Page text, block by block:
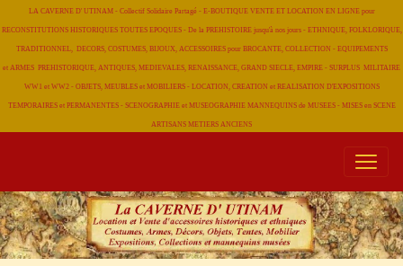
LA CAVERNE D' UTINAM - Collectif Solidaire Partagé - E-BOUTIQUE VENTE ET LOCATION EN LIGNE pour
RECONSTITUTIONS HISTORIQUES TOUTES EPOQUES - De la PREHISTOIRE jusqu'à nos jours - ETHNIQUE, FOLKLORIQUE,
TRADITIONNEL, DECORS, COSTUMES, BIJOUX, ACCESSOIRES pour BROCANTE, COLLECTION - EQUIPEMENTS
et ARMES PREHISTORIQUE, ANTIQUES, MEDIEVALES, RENAISSANCE, GRAND SIECLE, EMPIRE - SURPLUS MILITAIRE
WW1 et WW2 - OBJETS, MEUBLES et MOBILIERS - LOCATION, CREATION et REALISATION D'EXPOSITIONS
TEMPORAIRES et PERMANENTES - SCENOGRAPHIE et MUSEOGRAPHIE MANNEQUINS de MUSEES - MISES en SCENE
ARTISANS METIERS ANCIENS